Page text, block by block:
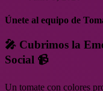
Únete al equipo de
🎤 Cubrimos la
Social 📹
Un tomate con colores